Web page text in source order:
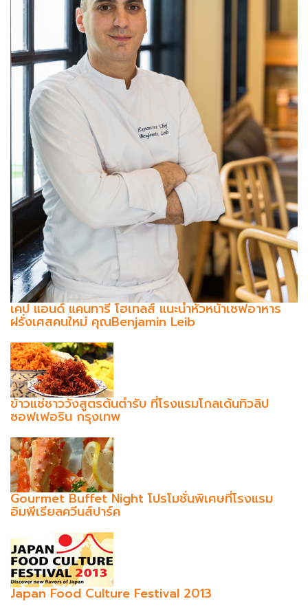
เคป แอนด์ แคนทารี โฮเทลส์ แนะนำหัวหน้าเชฟอาหาร
ฝรั่งเศสคนใหม่ คุณBenjamin Leib
ข้าวแช่ชาววังสูตรต้นตำรับ ที่โรงแรมโกลเด้นทิวลิป
ซอฟเฟอริน กรุงเทพ
Gourmet Buffet Night โปรโมชั่นพิเศษที่โรงแรม
อิมพีเรียลควีนส์ปาร์ค
Japan Food Culture Festival 2013